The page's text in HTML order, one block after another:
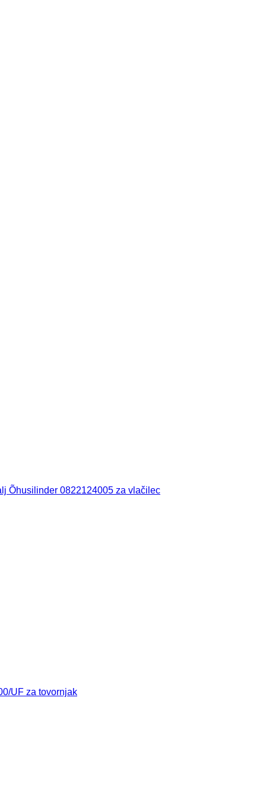
Õhusilinder 0822124005 za vlačilec
UF za tovornjak